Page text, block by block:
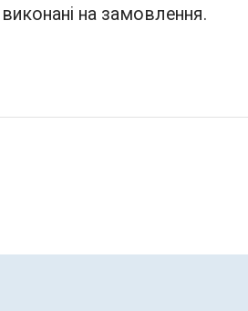
виконані на замовлення.